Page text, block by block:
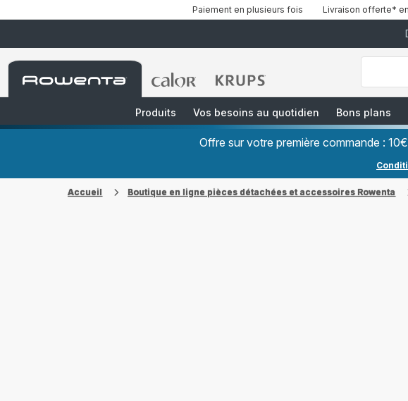
Paiement en plusieurs fois Livraison offerte*
Accueil
Rowenta
Accueil
Accueil
["Que
recherchez-
Café
Produits
Vos besoins au quotidien Bons plans
Offre sur votre première commande :
Accueil Boutique en ligne pièces détachées et accessoires Rowenta